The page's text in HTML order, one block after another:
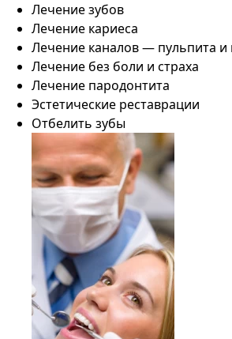
Лечение зубов
Лечение кариеса
Лечение каналов — пульпита и
Лечение без боли и страха
Лечение пародонтита
Эстетические реставрации
Отбелить зубы